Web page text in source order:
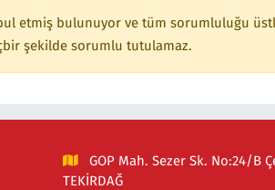
etmiş bulunuyor ve tüm sorumluluğu
şekilde sorumlu tutulamaz.
GOP Mah. Sezer Sk. No:24/B
TEKİRDAĞ